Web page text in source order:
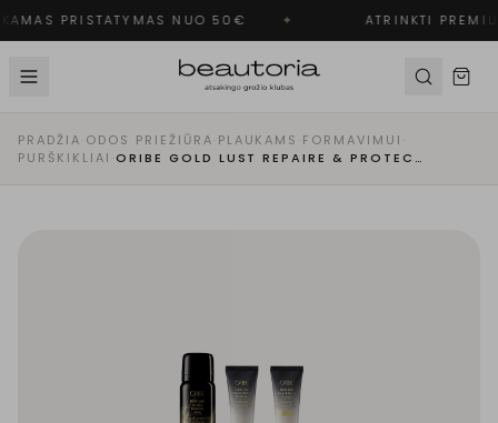
PRISTATYMAS NUO 50€ ✦ ATRINKTI
PRADŽIA·ODOS PRIEŽIŪRA·PLAUKAMS ·FORMAVIMUI ·
PURŠKIKLIAI · ORIBE GOLD LUST REPAIRE & PROTECT KIT KELIONINIO DYDŽIO RINKINYS